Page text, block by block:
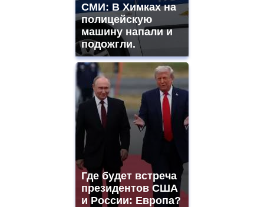
СМИ: В Химках на
полицейскую
машину напали и
подожгли.
Где будет встреча
президентов США
и России: Европа?